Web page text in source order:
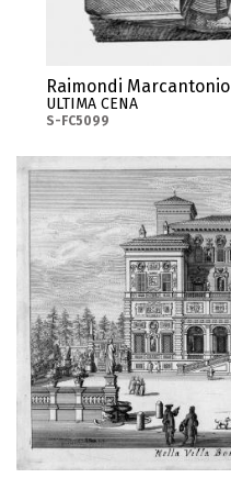
Raimondi Marcantonio
ULTIMA CENA
S-FC5099